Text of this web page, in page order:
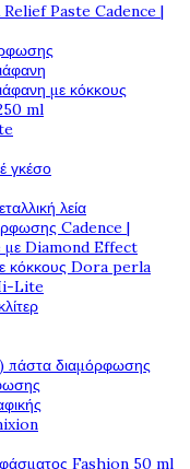
Paste Cadence |
με κόκκους
ml
γκέσο
λεία
Cadence |
με Diamond Effect
κόκκους Dora perla
Lite
πάστα διαμόρφωσης
Fashion 50 ml